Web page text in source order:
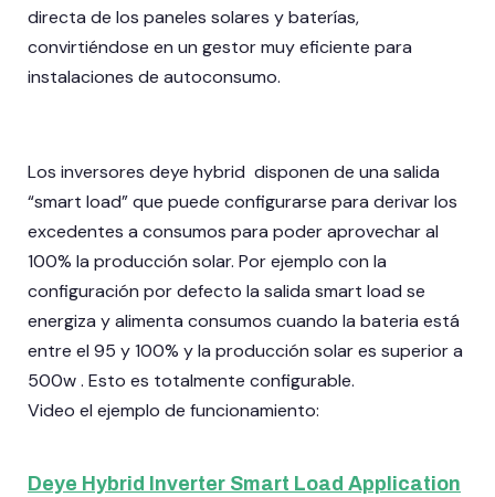
directa de los paneles solares y baterías,
convirtiéndose en un gestor muy eficiente para
instalaciones de autoconsumo.
Los inversores deye hybrid disponen de una salida
“smart load” que puede configurarse para derivar los
excedentes a consumos para poder aprovechar al
100% la producción solar. Por ejemplo con la
configuración por defecto la salida smart load se
energiza y alimenta consumos cuando la bateria está
entre el 95 y 100% y la producción solar es superior a
500w . Esto es totalmente configurable.
Video el ejemplo de funcionamiento:
Deye Hybrid Inverter Smart Load Application